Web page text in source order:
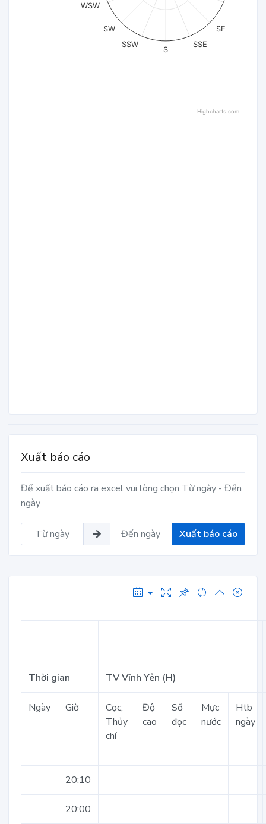
SE
SSE
S
SSW
SW
WSW
Highcharts.com
Xuất báo cáo
Để xuất báo cáo ra excel vui lòng chọn Từ ngày - Đến
ngày
Xuất báo cáo
Thời gian TV Vĩnh Yên (H)
Ngày Giờ
Cọc,
Thủy
chí
Độ
cao
Số
đọc
Mực
nước
Htb
ngày
20:10
20:00